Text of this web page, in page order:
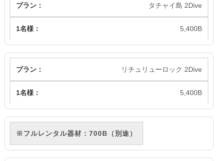
タチャイ島 2Dive
5,400B
リチュリューロック 2Dive
5,400B
※フルレンタル器材：700B（別途）